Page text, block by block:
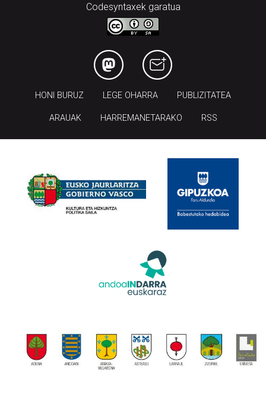
Codesyntaxek garatua
HONI BURUZ LEGE OHARRA PUBLIZITATEA
ARAUAK HARREMANETARAKO RSS